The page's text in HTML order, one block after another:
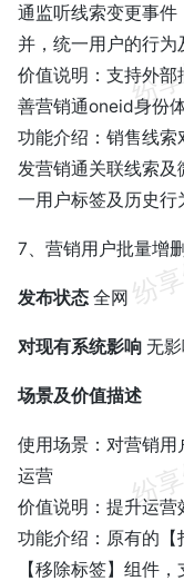
通监听线索变更事
并，统一用户的行为
价值说明：支持外
善营销通oneid身份
功能介绍：销售线
发营销通关联线索
一用户标签及历史行
7、营销用户批量增
发布状态 全网
对现有系统影响 无
场景及价值描述
使用场景：对营销
运营
价值说明：提升运营
功能介绍：原有的
【移除标签】组件